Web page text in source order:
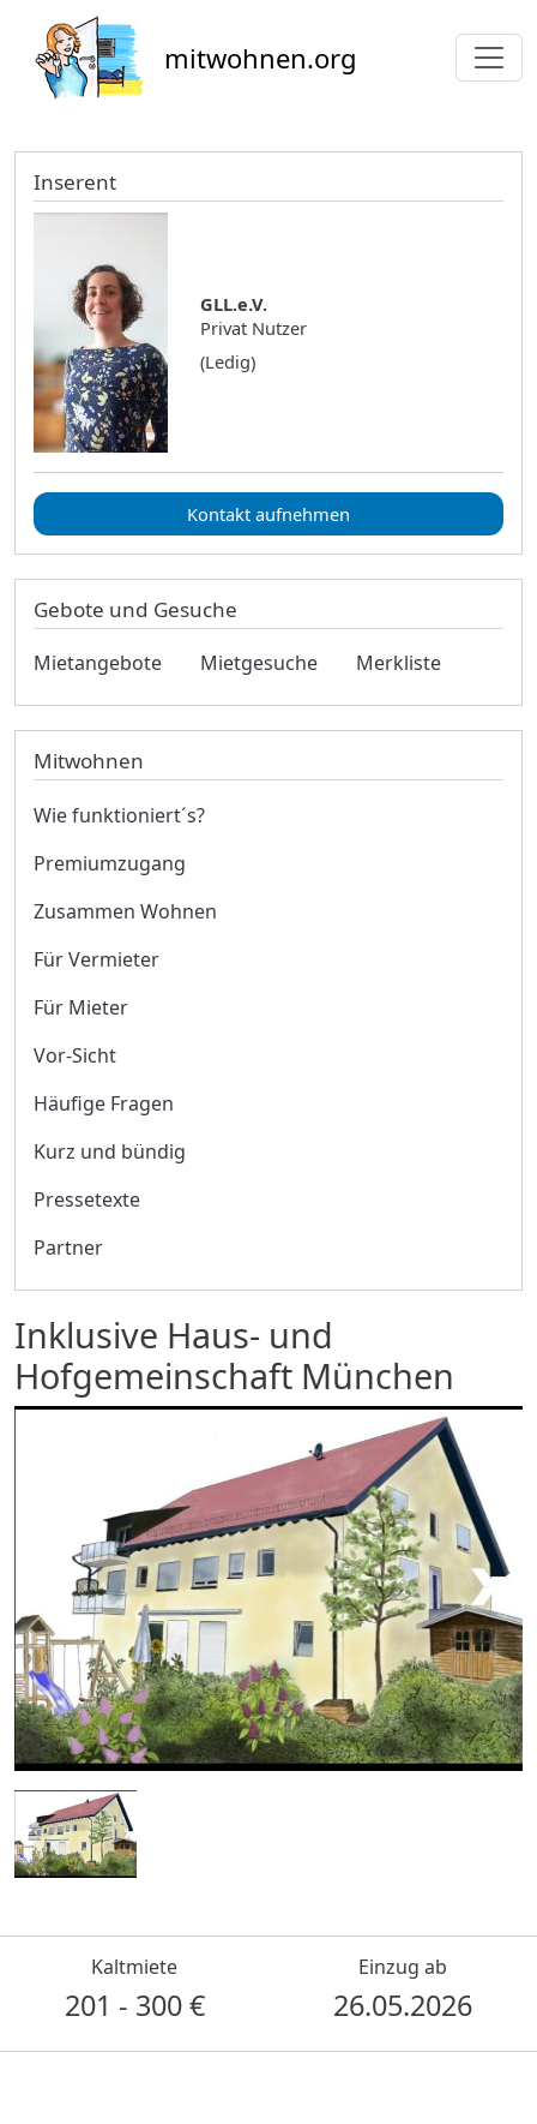
mitwohnen.org
Inklusive Haus- und
Hofgemeinschaft München
Kaltmiete
201 - 300 €
Einzug ab
26.05.2026
Inserent
GLL.e.V.
Privat Nutzer
(Ledig)
Kontakt aufnehmen
Gebote und Gesuche
Mietangebote Mietgesuche Merkliste
Mitwohnen
Wie funktioniert´s?
Premiumzugang
Zusammen Wohnen
Für Vermieter
Für Mieter
Vor-Sicht
Häufige Fragen
Kurz und bündig
Pressetexte
Partner